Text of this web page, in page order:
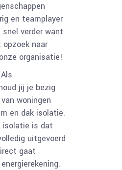
en teamplayer
verder want
naar
organisatie!
jij je bezig
woningen
en dak isolatie.
isolatie is dat
uitgevoerd
gaat